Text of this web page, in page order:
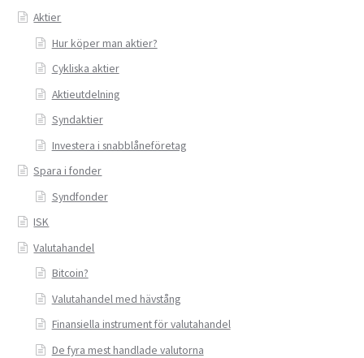
Aktier
Hur köper man aktier?
Cykliska aktier
Aktieutdelning
Syndaktier
Investera i snabblåneföretag
Spara i fonder
Syndfonder
ISK
Valutahandel
Bitcoin?
Valutahandel med hävstång
Finansiella instrument för valutahandel
De fyra mest handlade valutorna